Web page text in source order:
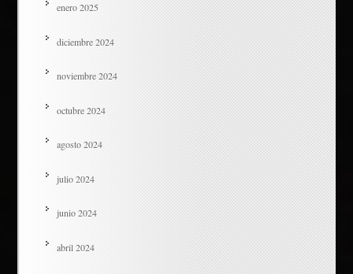
enero 2025
diciembre 2024
noviembre 2024
octubre 2024
agosto 2024
julio 2024
junio 2024
abril 2024